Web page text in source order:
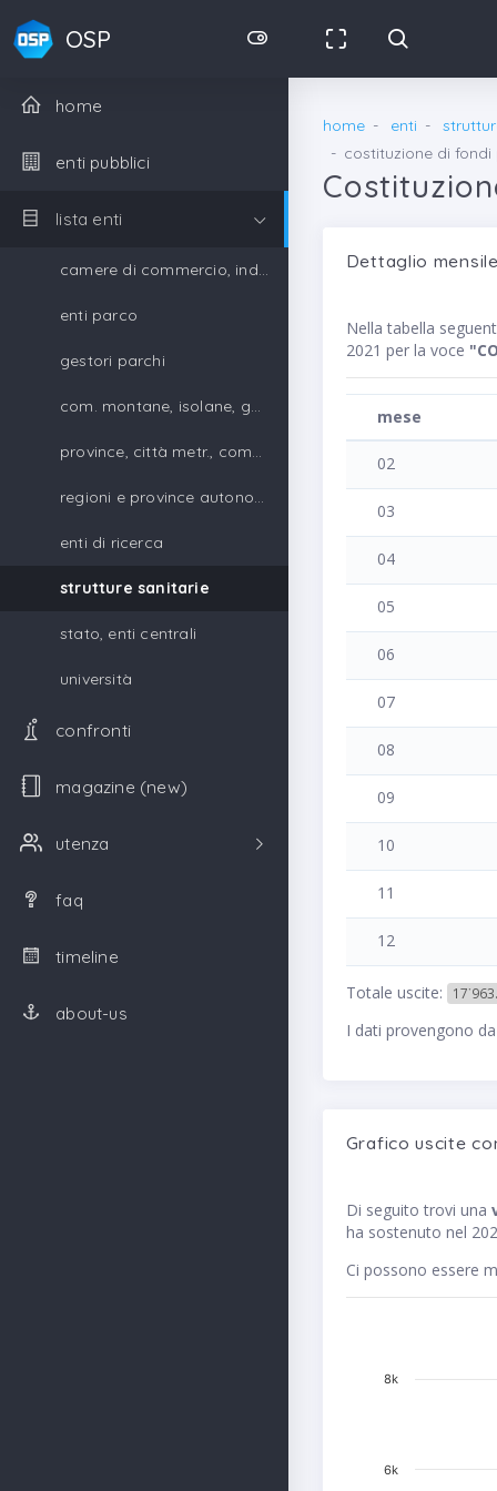
OSP
home
enti pubblici
lista enti
camere di commercio, industria, artigianato e agricoltura
enti parco
gestori parchi
com. montane, isolane, gestori parchi
province, città metr., comuni, unione di comuni
regioni e province autonome
enti di ricerca
strutture sanitarie
stato, enti centrali
università
confronti
magazine (new)
utenza
faq
timeline
about-us
home enti
costituzione di
Dettaglio
Nella tabella
2021 per la voce
mese
02
03
04
05
06
07
08
09
10
11
12
Totale uscite:
I dati provengono
Grafico uscite
Di seguito trovi una
ha sostenuto nel
Ci possono essere
6k
8k